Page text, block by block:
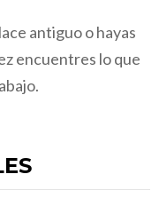
antiguo o hayas
encuentres lo que